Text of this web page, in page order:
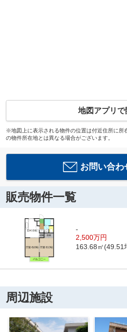
地図アプリで
※地図上に表示される物件の位置は付近住所に所
の物件所在地とは異なる場合がございます。
お問い合わ
販売物件一覧
-
2,500万円
163.68㎡(49.51
周辺施設